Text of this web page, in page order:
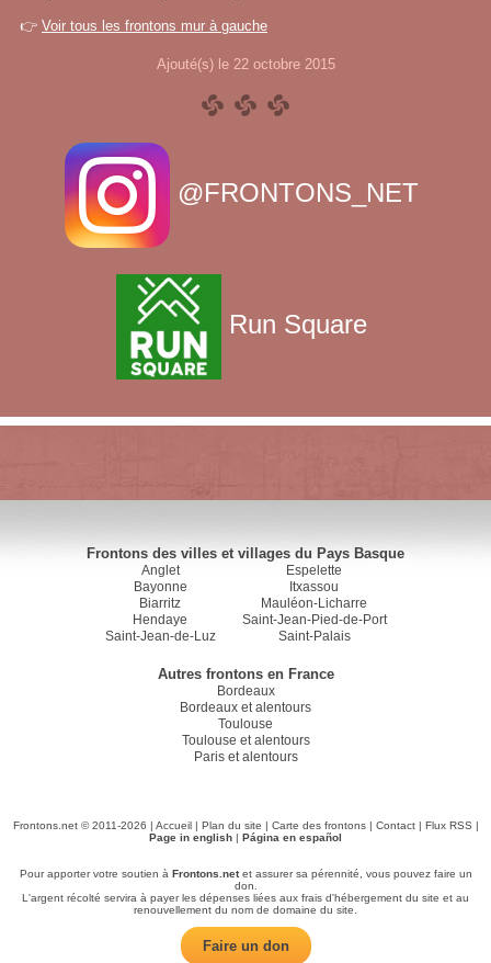
👉 Voir tous les frontons mur à gauche
Ajouté(s) le 22 octobre 2015
@FRONTONS_NET
Run Square
Frontons des villes et villages du Pays Basque
Anglet
Bayonne
Biarritz
Hendaye
Saint-Jean-de-Luz
Espelette
Itxassou
Mauléon-Licharre
Saint-Jean-Pied-de-Port
Saint-Palais
Autres frontons en France
Bordeaux
Bordeaux et alentours
Toulouse
Toulouse et alentours
Paris et alentours
Frontons.net © 2011-2026 | Accueil| Plan du site | Carte des frontons| Contact| Flux RSS |
Page in english | Página en español
Pour apporter votre soutien à Frontons.netet assurer sa pérennité, vous pouvez faire un
don.
L'argent récolté servira à payer les dépenses liées aux frais d'hébergement du site et au
renouvellement du nom de domaine du site.
Faire un don